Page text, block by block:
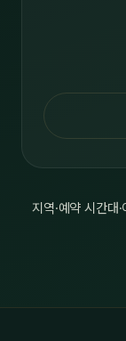
지역·예약 시간대